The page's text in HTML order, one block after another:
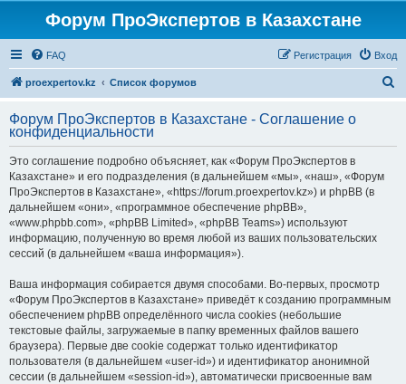
Форум ПроЭкспертов в Казахстане
FAQ Вход
Регистрация
proexpertov.kz Список форумов
с
Форум ПроЭкспертов в Казахстане - Соглашение о
конфиденциальности
Это соглашение подробно объясняет, как «Форум ПроЭкспертов в
Казахстане» и его подразделения (в дальнейшем «мы», «наш», «Форум
ПроЭкспертов в Казахстане», «https://forum.proexpertov.kz») и phpBB (в
дальнейшем «они», «программное обеспечение phpBB»,
«www.phpbb.com», «phpBB Limited», «phpBB Teams») используют
информацию, полученную во время любой из ваших пользовательских
сессий (в дальнейшем «ваша информация»).
Ваша информация собирается двумя способами. Во-первых, просмотр
«Форум ПроЭкспертов в Казахстане» приведёт к созданию программным
обеспечением phpBB определённого числа cookies (небольшие
текстовые файлы, загружаемые в папку временных файлов вашего
браузера). Первые две cookie содержат только идентификатор
пользователя (в дальнейшем «user-id») и идентификатор анонимной
сессии (в дальнейшем «session-id»), автоматически присвоенные вам